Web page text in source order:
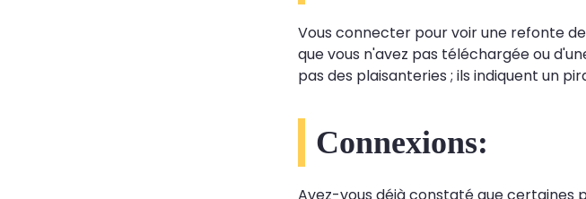
Vous connecter pour voir une refonte
que vous n'avez pas téléchargée ou
pas des plaisanteries ; ils indiquent un
Connexions: